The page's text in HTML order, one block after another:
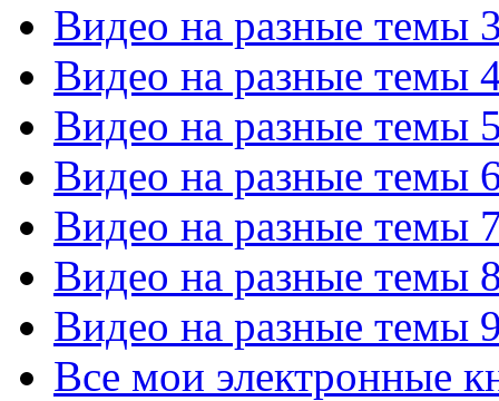
Видео на разные темы
Видео на разные темы
Видео на разные темы
Видео на разные темы
Видео на разные темы
Видео на разные темы
Видео на разные темы
Все мои электронные